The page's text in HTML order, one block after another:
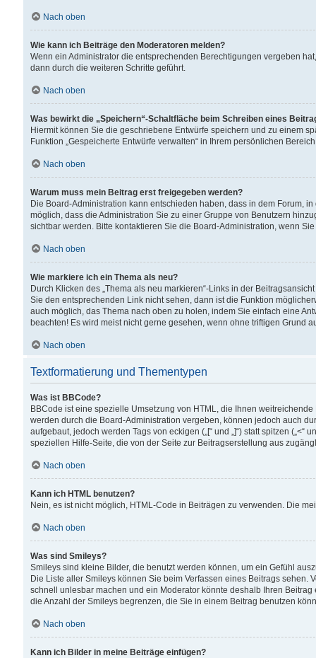
Nach oben
Wie kann ich Beiträge den Moderatoren melden?
Wenn ein Administrator die entsprechenden Berechtigungen vergeben
dann durch die weiteren Schritte geführt.
Nach oben
Was bewirkt die „Speichern“-Schaltfläche beim Schreiben eines
Hiermit können Sie die geschriebene Entwürfe speichern und zu einem
Funktion „Gespeicherte Entwürfe verwalten“ in Ihrem persönlichen
Nach oben
Warum muss mein Beitrag erst freigegeben werden?
Die Board-Administration kann entschieden haben, dass in dem Forum,
möglich, dass die Administration Sie zu einer Gruppe von Benutzern
sichtbar werden. Bitte kontaktieren Sie die Board-Administration, wenn
Nach oben
Wie markiere ich ein Thema als neu?
Durch Klicken des „Thema als neu markieren“-Links in der
Sie den entsprechenden Link nicht sehen, dann ist die Funktion
auch möglich, das Thema nach oben zu holen, indem Sie einfach eine
beachten! Es wird meist nicht gerne gesehen, wenn ohne triftigen Grund
Nach oben
Textformatierung und Thementypen
Was ist BBCode?
BBCode ist eine spezielle Umsetzung von HTML, die Ihnen
werden durch die Board-Administration vergeben, können jedoch auch
aufgebaut, jedoch werden Tags von eckigen („[“ und „]“) statt spitzen
speziellen Hilfe-Seite, die von der Seite zur Beitragserstellung aus
Nach oben
Kann ich HTML benutzen?
Nein, es ist nicht möglich, HTML-Code in Beiträgen zu verwenden. Die
Nach oben
Was sind Smileys?
Smileys sind kleine Bilder, die benutzt werden können, um ein Gefühl
Die Liste aller Smileys können Sie beim Verfassen eines Beitrags
schnell unlesbar machen und ein Moderator könnte deshalb Ihren
die Anzahl der Smileys begrenzen, die Sie in einem Beitrag benutzen
Nach oben
Kann ich Bilder in meine Beiträge einfügen?